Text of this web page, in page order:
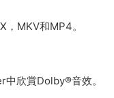
MKV和MP4。
欣賞Dolby®音效。